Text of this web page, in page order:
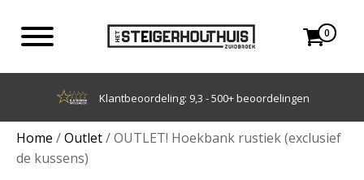
0
Achteraf betalen met Klarna
Home /Outlet/ OUTLET! Hoekbank rustiek (exclusief
de kussens)